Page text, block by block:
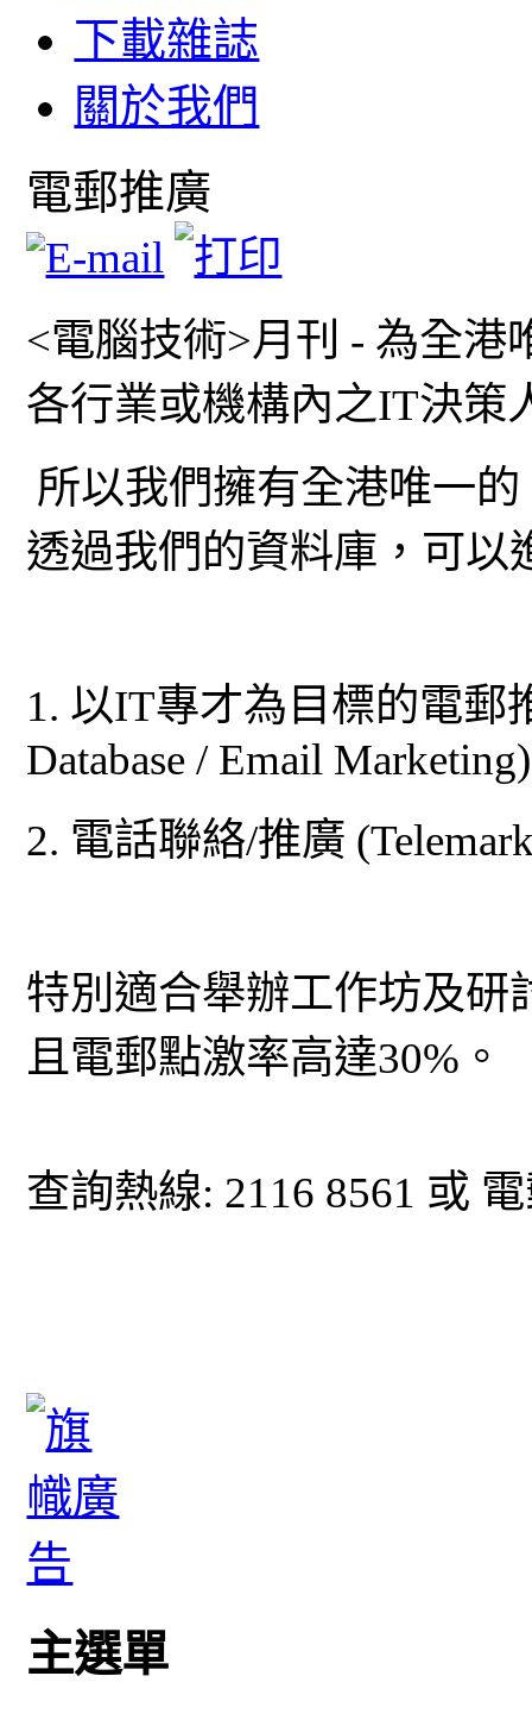
下載雜誌
關於我們
電郵推廣
<電腦技術>月刊 - 為全港
各行業或機構內之IT決策
所以我們擁有全港唯一
透過我們的資料庫，可以
1. 以IT專才為目標的電郵
Database / Email Marketing)
2. 電話聯絡/推廣
特別適合舉辦工作坊及研
且電郵點激率高達30%。
查詢熱線: 2116 8561 或
主選單